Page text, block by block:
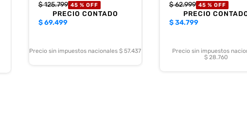
$125.799 45 % OFF
PRECIO CONTADO
$69.499
Precio sin impuestos nacionales $ 57.437
$62.999 45 % OFF
PRECIO
$34.799
Precio sin impuestos
$ 28.760